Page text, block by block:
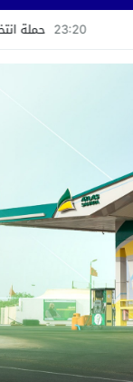
حملة انتخابية سابقة